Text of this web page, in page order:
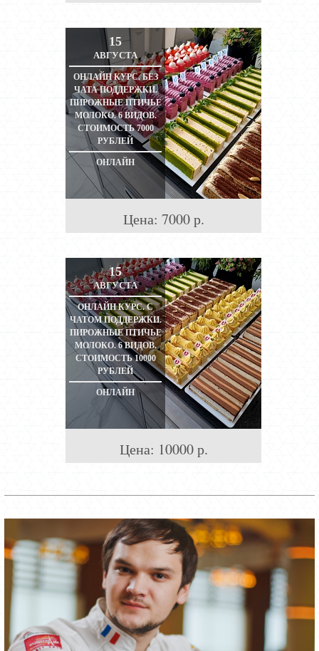
15
АВГУСТА
ОНЛАЙН КУРС. БЕЗ
ЧАТА ПОДДЕРЖКИ.
ПИРОЖНЫЕ ПТИЧЬЕ
МОЛОКО. 6 ВИДОВ.
СТОИМОСТЬ 7000
РУБЛЕЙ
ОНЛАЙН
Цена: 7000 р.
15
АВГУСТА
ОНЛАЙН КУРС. С
ЧАТОМ ПОДДЕРЖКИ.
ПИРОЖНЫЕ ПТИЧЬЕ
МОЛОКО. 6 ВИДОВ.
СТОИМОСТЬ 10000
РУБЛЕЙ
ОНЛАЙН
Цена: 10000 р.